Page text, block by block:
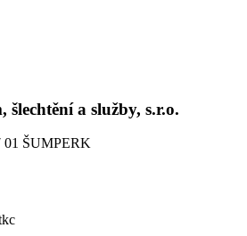
a služby, s.r.o.
01 ŠUMPERK